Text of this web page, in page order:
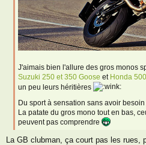
J'aimais bien l'allure des gros monos
Suzuki 250 et 350 Goose et Honda
un peu leurs héritières
Du sport à sensation sans avoir
La patate du gros mono tout en bas,
peuvent pas comprendre
La GB clubman, ça court pas les rues,